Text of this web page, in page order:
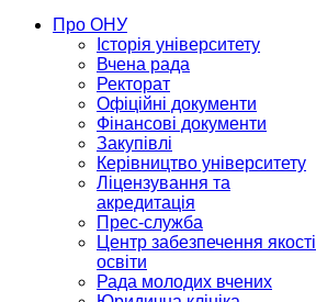
Про ОНУ
Історія університету
Вчена рада
Ректорат
Офіційні документи
Фінансові документи
Закупівлі
Керівництво університету
Ліцензування та
акредитація
Прес-служба
Центр забезпечення якості
освіти
Рада молодих вчених